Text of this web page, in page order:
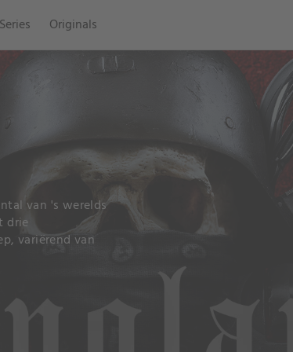
Originals
van 's werelds
drie
variërend van